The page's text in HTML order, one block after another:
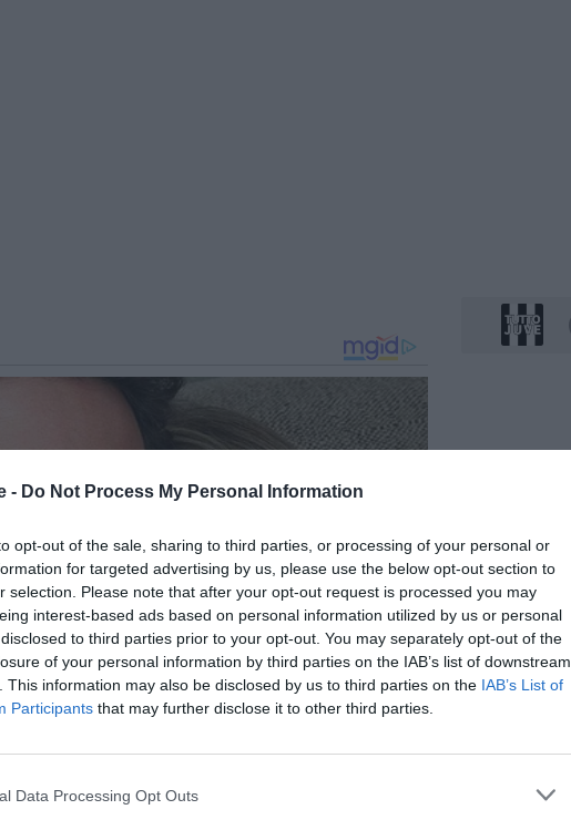
- Do Not Process My Personal Information
opt-out of the sale, sharing to third parties, or processing of your personal or
for targeted advertising by us, please use the below opt-out section to
selection. Please note that after your opt-out request is processed you may
interest-based ads based on personal information utilized by us or personal
to third parties prior to your opt-out. You may separately opt-out of the
of your personal information by third parties on the IAB’s list of downstream
This information may also be disclosed by us to third parties on the IAB’s List of
Participants that may further disclose it to other third parties.
Data Processing Opt Outs